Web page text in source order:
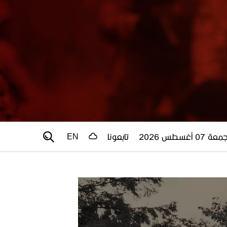
07 أغسطس 2026 تابعونا EN